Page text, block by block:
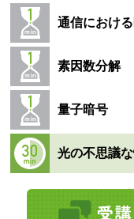
通信におけ
素因数分解
量子暗号
光の不思議